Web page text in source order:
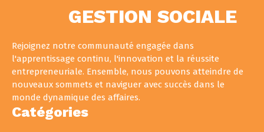
GESTION SOCIALE
Rejoignez notre communauté engagée dans
l'apprentissage continu, l'innovation et la réussite
entrepreneuriale. Ensemble, nous pouvons atteindre de
nouveaux sommets et naviguer avec succès dans le
monde dynamique des affaires.
Catégories